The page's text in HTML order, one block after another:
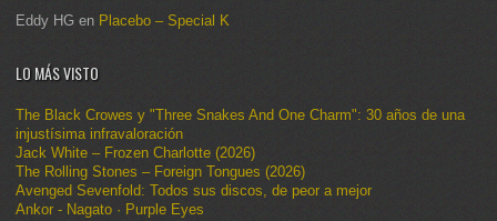
Eddy HG en Placebo – Special K
LO MÁS VISTO
The Black Crowes y "Three Snakes And One Charm": 30 años de una
injustísima infravaloración
Jack White – Frozen Charlotte (2026)
The Rolling Stones – Foreign Tongues (2026)
Avenged Sevenfold: Todos sus discos, de peor a mejor
Ankor - Nagato · Purple Eyes